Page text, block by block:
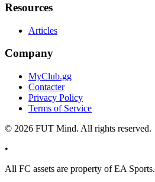
Resources
Articles
Company
MyClub.gg
Contacter
Privacy Policy
Terms of Service
© 2026 FUT Mind. All rights reserved.
•
All FC assets are property of EA Sports.